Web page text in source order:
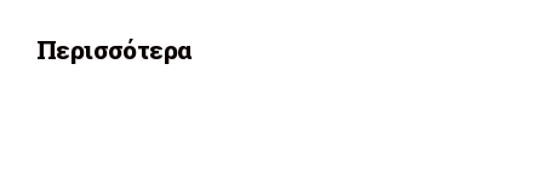
Περισσότερα